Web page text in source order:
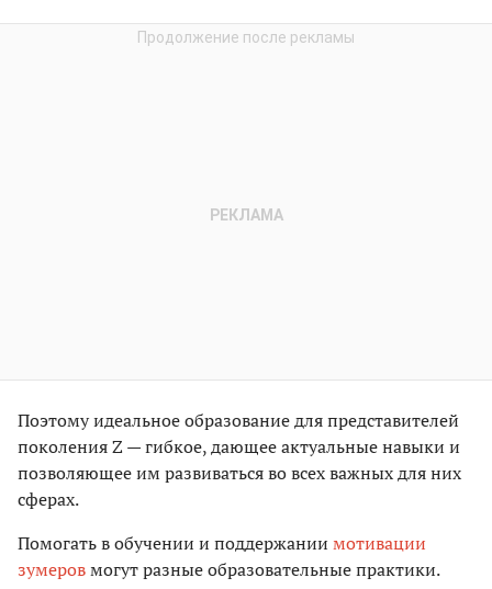
Поэтому идеальное образование для представителей
поколения Z — гибкое, дающее актуальные навыки и
позволяющее им развиваться во всех важных для них
сферах.
Помогать в обучении и поддержании мотивации
зумеровмогут разные образовательные практики.